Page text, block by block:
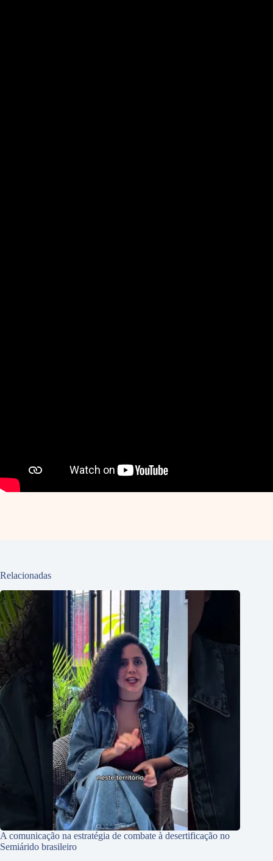
Relacionadas
A comunicação na estratégia de combate à desertificação no
Semiárido brasileiro